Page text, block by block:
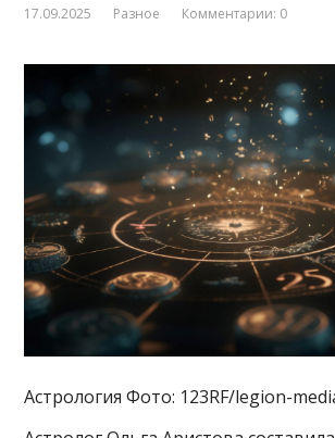
17.09.2025 Разное Комментарии: 0
Астрология Фото: 123RF/legion-